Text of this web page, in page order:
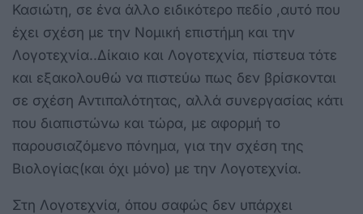
Κασιώτη, σε ένα άλλο ειδικότερο πεδίο ,αυτό που
έχει σχέση με την Νομική επιστήμη και την
Λογοτεχνία..Δίκαιο και Λογοτεχνία, πίστευα τότε
και εξακολουθώ να πιστεύω πως δεν βρίσκονται
σε σχέση Αντιπαλότητας, αλλά συνεργασίας κάτι
που διαπιστώνω και τώρα, με αφορμή το
παρουσιαζόμενο πόνημα, για την σχέση της
Βιολογίας(και όχι μόνο) με την Λογοτεχνία.
Στη Λογοτεχνία, όπου σαφώς δεν υπάρχει